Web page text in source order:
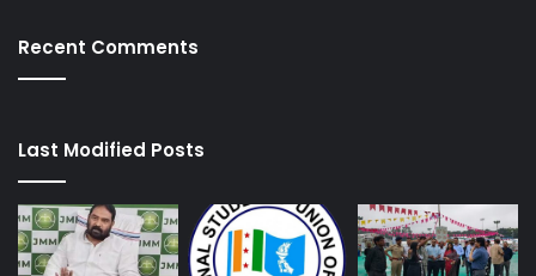
Recent Comments
Last Modified Posts